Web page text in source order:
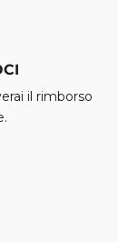
il rimborso